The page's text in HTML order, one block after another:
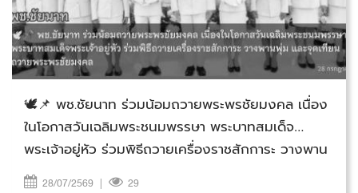
วันอังคารที่ 28 กรกฎาคม 2569
🕊️📌 พช.ชัยนาท ร่วมน้อมถวายพระพรชัยมงคล เนื่อง
ในโอกาสวันเฉลิมพระชนมพรรษา พระบาทสมเด็จ
พระเจ้าอยู่หัว ร่วมพิธีถวายเครื่องราชสักการะ วางพาน
พุ่ม และจุดเทียนถวายพระพรชัยมงคล
28/07/2569 | 29